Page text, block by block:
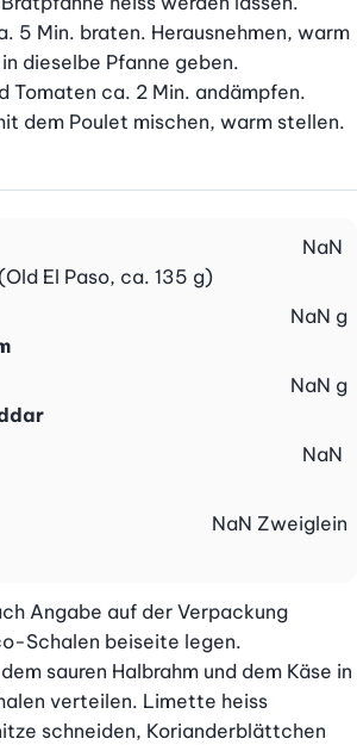
5 Min. braten. Herausnehmen, warm
dieselbe Pfanne geben.
Tomaten ca. 2 Min. andämpfen.
dem Poulet mischen, warm stellen.
(Old El Paso, ca. 135 g)
NaN
NaN g
NaN g
NaN
NaN Zweiglein
Angabe auf der Verpackung
Schalen beiseite legen.
sauren Halbrahm und dem Käse in
verteilen. Limette heiss
schneiden, Korianderblättchen